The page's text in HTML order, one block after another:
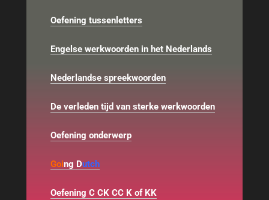
Oefening tussenletters
Engelse werkwoorden in het Nederlands
Nederlandse spreekwoorden
De verleden tijd van sterke werkwoorden
Oefening onderwerp
Going Dutch
Oefening C CK CC K of KK